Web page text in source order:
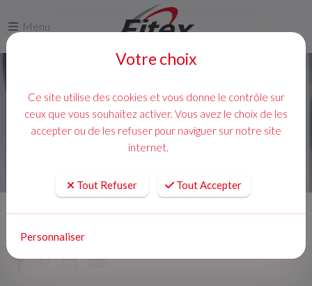
Menu
Votre choix
Ce site utilise des cookies et vous donne le contrôle sur
ceux que vous souhaitez activer. Vous avez le choix de les
accepter ou de les refuser pour naviguer sur notre site
internet.
Tout Refuser Tout Accepter
Personnaliser